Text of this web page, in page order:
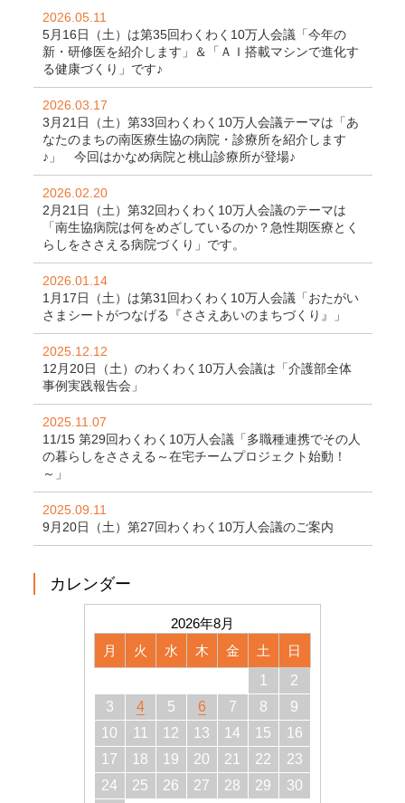
2026.05.11
5月16日（土）は第35回わくわく10万人会議「今年の
新・研修医を紹介します」＆「ＡＩ搭載マシンで進化す
る健康づくり」です♪
2026.03.17
3月21日（土）第33回わくわく10万人会議テーマは「あ
なたのまちの南医療生協の病院・診療所を紹介します
♪」 今回はかなめ病院と桃山診療所が登場♪
2026.02.20
2月21日（土）第32回わくわく10万人会議のテーマは
「南生協病院は何をめざしているのか？急性期医療とく
らしをささえる病院づくり」です。
2026.01.14
1月17日（土）は第31回わくわく10万人会議「おたがい
さまシートがつなげる『ささえあいのまちづくり』」
2025.12.12
12月20日（土）のわくわく10万人会議は「介護部全体
事例実践報告会」
2025.11.07
11/15 第29回わくわく10万人会議「多職種連携でその人
の暮らしをささえる～在宅チームプロジェクト始動！
～」
2025.09.11
9月20日（土）第27回わくわく10万人会議のご案内
カレンダー
2026年8月
月
火 水 木 金 土
日
1
2
3
4 5 6 7 8
9
10
11 12 13 14 15
16
17
18 19 20 21 22
23
24
25 26 27 28 29
30